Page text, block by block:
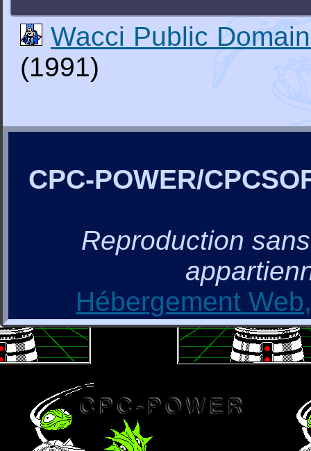
Wacci Public
(1991)
CPC-POWER/
Reproduction
Hébergement